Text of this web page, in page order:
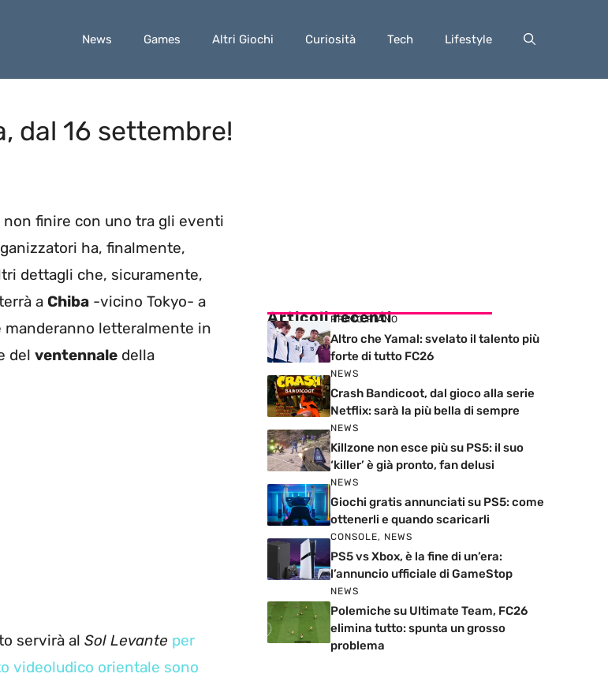
News Games Altri Giochi Curiosità Tech Lifestyle
dal 16 settembre!
finire con uno tra gli eventi
ha, finalmente,
dettagli che, sicuramente,
a Chiba -vicino Tokyo- a
manderanno letteralmente in
del ventennale della
servirà al Sol Levante per
videoludico orientale sono
Articoli recenti
PRIMO PIANO
Altro che Yamal: svelato il talento più
forte di tutto FC26
NEWS
Crash Bandicoot, dal gioco alla serie
Netflix: sarà la più bella di sempre
NEWS
Killzone non esce più su PS5: il suo
‘killer’ è già pronto, fan delusi
NEWS
Giochi gratis annunciati su PS5: come
ottenerli e quando scaricarli
CONSOLE, NEWS
PS5 vs Xbox, è la fine di un’era:
l’annuncio ufficiale di GameStop
NEWS
Polemiche su Ultimate Team, FC26
elimina tutto: spunta un grosso
problema